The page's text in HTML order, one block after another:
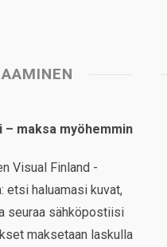
maksa myöhemmin
Visual Finland -
etsi haluamasi kuvat,
seuraa sähköpostiisi
maksetaan laskulla